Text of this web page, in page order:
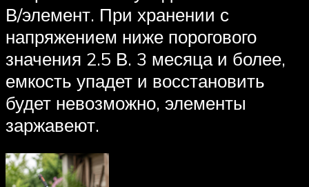
В/элемент. При хранении с
напряжением ниже порогового
значения 2.5 В. 3 месяца и более,
емкость упадет и восстановить
будет невозможно, элементы
заржавеют.